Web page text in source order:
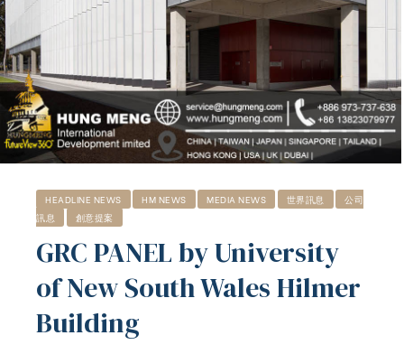
HEADLINE NEWS HM NEWS MEDIA NEWS 世界訊息
公司
訊息
創意提案
GRC PANEL by University
of New South Wales Hilmer
Building